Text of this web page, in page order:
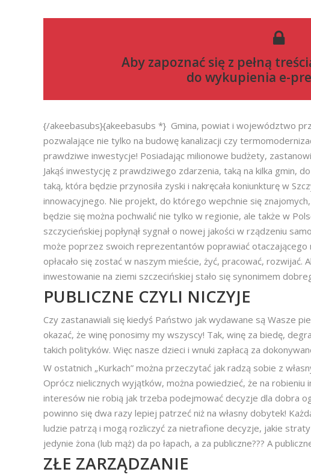
Aby zapoznać się z pełną
do wykupienia e-
{/akeebasubs}{akeebasubs *} Gmina, powiat i województwo
pozwalające nie tylko na budowę kanalizacji czy
prawdziwe inwestycje! Posiadając milionowe budżety,
Jakąś inwestycję z prawdziwego zdarzenia, taką na kilka gmin,
taką, która będzie przynosiła zyski i nakręcała koniunkturę w
innowacyjnego. Nie projekt, do którego wepchnie się
będzie się można pochwalić nie tylko w regionie, ale także w
szczycieńskiej popłynął sygnał o nowej jakości w rządzeniu
może poprzez swoich reprezentantów poprawiać
opłacało się zostać w naszym mieście, żyć, pracować, rozwijać.
inwestowanie na ziemi szczecińskiej stało się synonimem
PUBLICZNE CZYLI NICZYJE
Czy zastanawiali się kiedyś Państwo jak wydawane są Wasze
okazać, że winę ponosimy my wszyscy! Tak, winę za biedę,
takich polityków. Więc nasze dzieci i wnuki zapłacą za
W ostatnich „Kurkach” można przeczytać jak radzą sobie z
Oprócz nielicznych wyjątków, można powiedzieć, że na
interesów nie robią jak trzeba podejmować decyzje dla dobra
powinno się dwa razy lepiej patrzeć niż na własny dobytek!
ludzie patrzą i mogą rozliczyć za nietrafione decyzje, jakie
jedynie żona (lub mąż) da po łapach, a za publiczne??? A
ZŁE ZARZĄDZANIE